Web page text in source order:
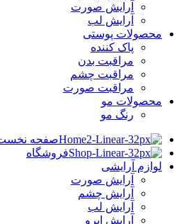
آرایش صورت
آرایش لب
محصولات پوستی
پاک کننده
مراقبت بدن
مراقبت چشم
مراقبت صورت
محصولات مو
رنگ مو
صفحه
فروشگاه
لوازم آرایشی
آرایش صورت
آرایش چشم
آرایش لب
آرایش ابرو